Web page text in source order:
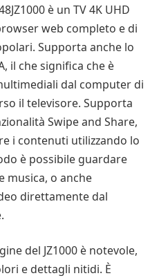
è un TV 4K UHD
web completo e di
Supporta anche lo
il che significa che è
dal computer di
il televisore. Supporta
Swipe and Share,
i contenuti utilizzando lo
è possibile guardare
musica, o anche
direttamente dal
del JZ1000 è notevole,
e dettagli nitidi. È